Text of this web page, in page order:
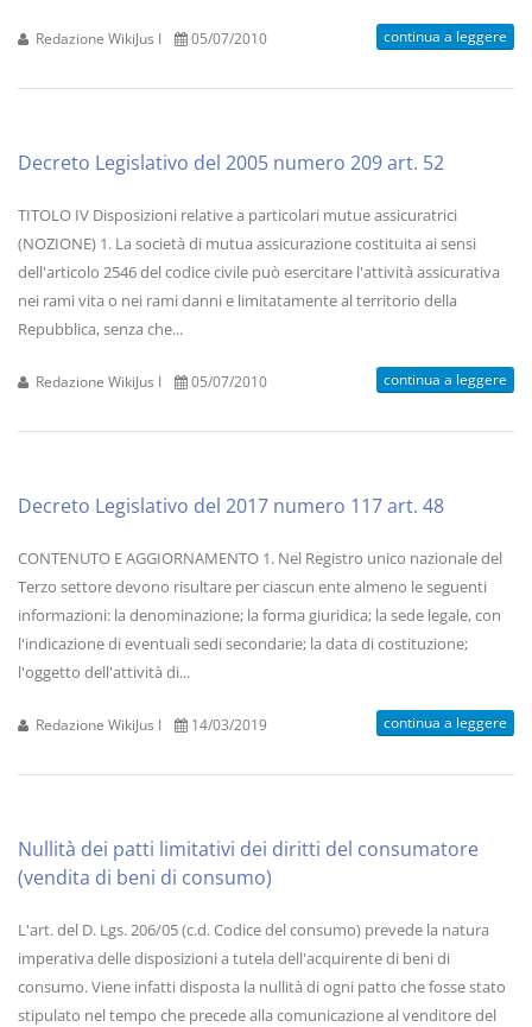
Redazione WikiJus I 05/07/2010 continua a leggere
Decreto Legislativo del 2005 numero 209 art. 52
TITOLO IV Disposizioni relative a particolari mutue assicuratrici
(NOZIONE) 1. La società di mutua assicurazione costituita ai sensi
dell'articolo 2546 del codice civile può esercitare l'attività assicurativa
nei rami vita o nei rami danni e limitatamente al territorio della
Repubblica, senza che...
Redazione WikiJus I 05/07/2010 continua a leggere
Decreto Legislativo del 2017 numero 117 art. 48
CONTENUTO E AGGIORNAMENTO 1. Nel Registro unico nazionale del
Terzo settore devono risultare per ciascun ente almeno le seguenti
informazioni: la denominazione; la forma giuridica; la sede legale, con
l'indicazione di eventuali sedi secondarie; la data di costituzione;
l'oggetto dell'attività di...
Redazione WikiJus I 14/03/2019 continua a leggere
Nullità dei patti limitativi dei diritti del consumatore
(vendita di beni di consumo)
L'art. del D. Lgs. 206/05 (c.d. Codice del consumo) prevede la natura
imperativa delle disposizioni a tutela dell'acquirente di beni di
consumo. Viene infatti disposta la nullità di ogni patto che fosse stato
stipulato nel tempo che precede alla comunicazione al venditore del